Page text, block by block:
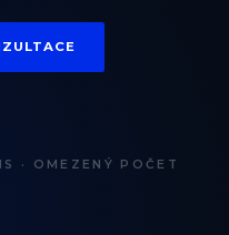
· OMEZENÝ POČET